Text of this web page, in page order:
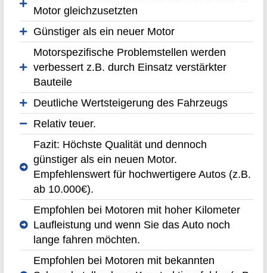
Motor gleichzusetzten
Günstiger als ein neuer Motor
Motorspezifische Problemstellen werden
verbessert z.B. durch Einsatz verstärkter
Bauteile
Deutliche Wertsteigerung des Fahrzeugs
Relativ teuer.
Fazit: Höchste Qualität und dennoch
günstiger als ein neuen Motor.
Empfehlenswert für hochwertigere Autos (z.B.
ab 10.000€).
Empfohlen bei Motoren mit hoher Kilometer
Laufleistung und wenn Sie das Auto noch
lange fahren möchten.
Empfohlen bei Motoren mit bekannten